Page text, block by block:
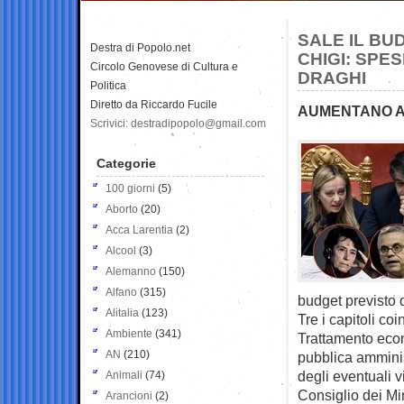
SALE IL
CHIGI:
DRAGHI
AUMENTANO
budget previsto
Tre i capitoli
Trattamento
pubblica
degli eventuali
Consiglio dei
Destra di Popolo.net
Circolo Genovese di Cultura e
Politica
Diretto da Riccardo Fucile
Scrivici: destradipopolo@gmail.com
Categorie
100 giorni (5)
Aborto (20)
Acca Larentia (2)
Alcool (3)
Alemanno (150)
Alfano (315)
Alitalia (123)
Ambiente (341)
AN (210)
Animali (74)
Arancioni (2)